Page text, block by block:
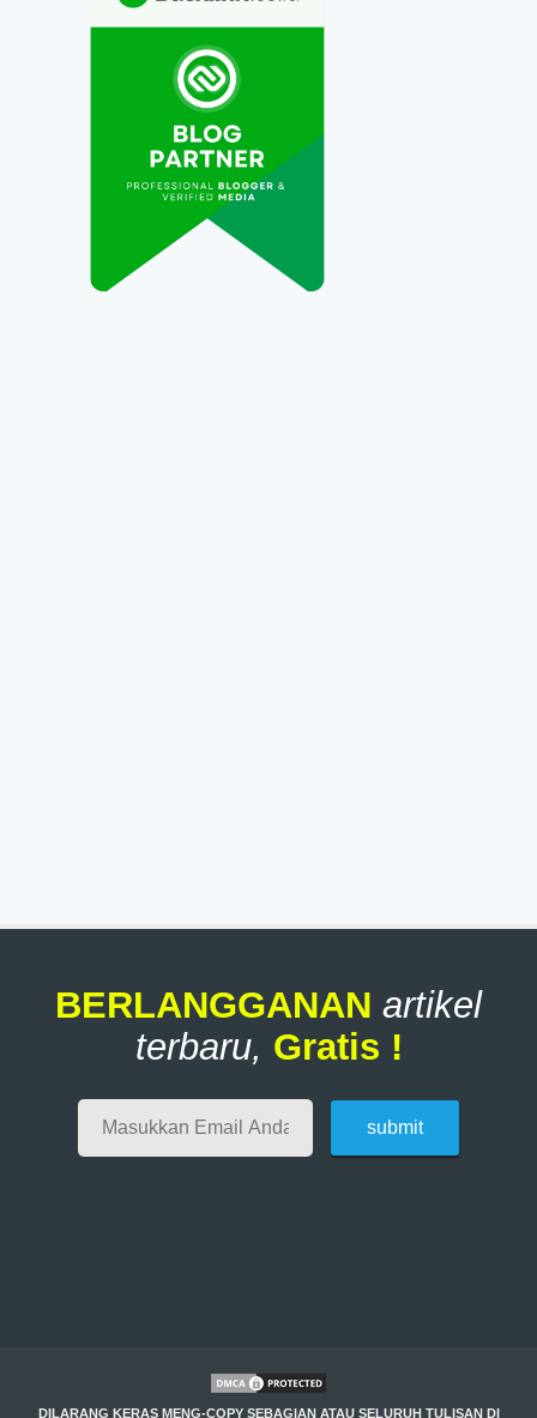
BERLANGGANAN artikel
terbaru, Gratis !
DILARANG KERAS MENG-COPY SEBAGIAN ATAU SELURUH TULISAN DI